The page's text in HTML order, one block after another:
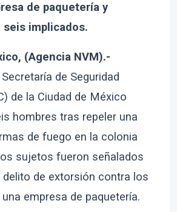
de paquetería y
seis implicados.
(Agencia NVM).-
de Seguridad
de la Ciudad de México
hombres tras repeler una
de fuego en la colonia
sujetos fueron señalados
delito de extorsión contra los
empresa de paquetería.